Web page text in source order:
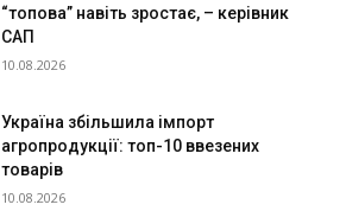
“топова” навіть зростає, – керівник
САП
10.08.2026
Україна збільшила імпорт
агропродукції: топ-10 ввезених
товарів
10.08.2026